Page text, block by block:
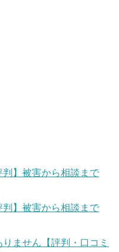
判】被害から相談まで
判】被害から相談まで
ません【評判・口コミ